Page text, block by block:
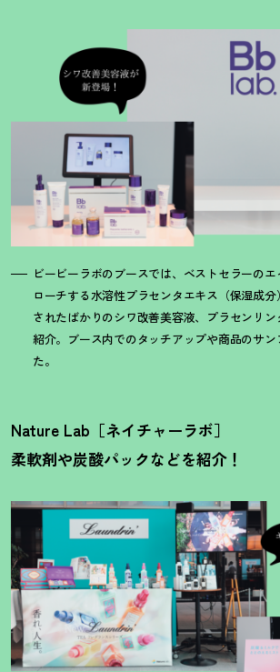
ビービーラボのブースでは、ベストセラーの
ローチする水溶性プラセンタエキス（保湿成
されたばかりのシワ改善美容液、プラセンリ
紹介。ブース内でのタッチアップや商品のサ
た。
Nature Lab［ネイチャーラボ］
柔軟剤や炭酸パックなどを紹介 ！